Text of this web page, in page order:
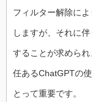
フィルター解除に
しますが、それに
することが求めら
任あるChatGPTの
とって重要です。